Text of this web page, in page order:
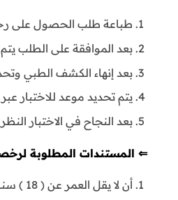
طباعة طلب الحصول على
بعد الموافقة على الطلب
بعد إنهاء الكشف الطبي
يتم تحديد موعد للاختبار
بعد النجاح في الاختبار
⇐ المستندات المطلوبة
أن لا يقل العمر عن ( 18 ) سنة .